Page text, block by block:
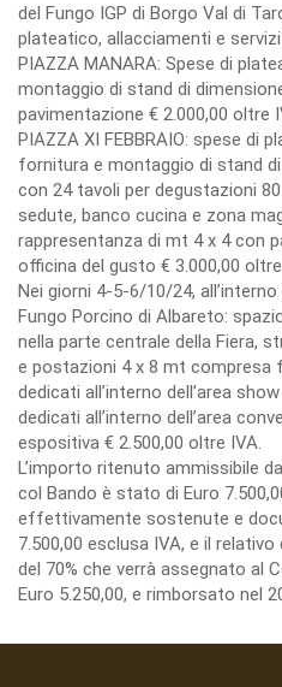
del Fungo IGP di Borgo Val di
plateatico, allacciamenti e servizi
PIAZZA MANARA: Spese di
montaggio di stand di
pavimentazione € 2.000,00 oltre
PIAZZA XI FEBBRAIO: spese di
fornitura e montaggio di stand
con 24 tavoli per degustazioni
sedute, banco cucina e zona
rappresentanza di mt 4 x 4 con
officina del gusto € 3.000,00
Nei giorni 4-5-6/10/24,
Fungo Porcino di Albareto:
nella parte centrale della Fiera,
e postazioni 4 x 8 mt compresa
dedicati all’interno dell’area
dedicati all’interno dell’area
espositiva € 2.500,00 oltre IVA.
L’importo ritenuto ammissibile
col Bando è stato di Euro
effettivamente sostenute e
7.500,00 esclusa IVA, e il
del 70% che verrà assegnato al
Euro 5.250,00, e rimborsato nel